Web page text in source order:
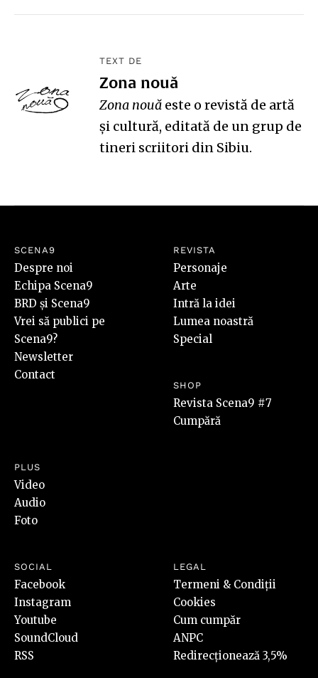
TEXT DE
Zona nouă
Zona nouă este o revistă de artă
și cultură, editată de un grup de
tineri scriitori din Sibiu.
SCENA9
Despre noi
Echipa Scena9
BRD și Scena9
Vrei să publici pe
Scena9?
Newsletter
Contact
REVISTA
Personaje
Arte
Intră la idei
Lumea noastră
Special
SHOP
Revista Scena9 #7
Cumpără
PLUS
Video
Audio
Foto
SOCIAL
Facebook
Instagram
Youtube
SoundCloud
RSS
LEGAL
Termeni & Condiții
Cookies
Cum cumpăr
ANPC
Redirecționează 3,5%